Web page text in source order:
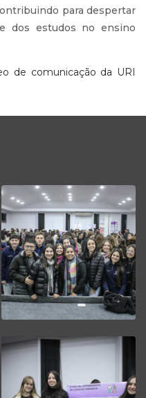
para despertar
dos estudos no ensino
de comunicação da URI